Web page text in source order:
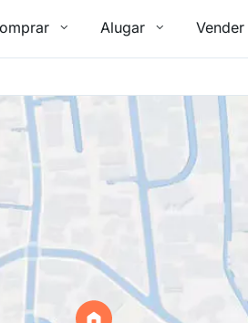
Alugar Vender